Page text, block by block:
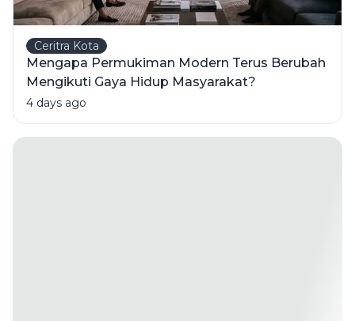
Ceritra Kota
Mengapa Permukiman Modern Terus Berubah
Mengikuti Gaya Hidup Masyarakat?
4 days ago